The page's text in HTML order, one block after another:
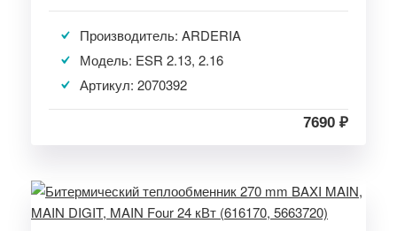
Производитель: ARDERIA
Модель: ESR 2.13, 2.16
Артикул: 2070392
7690 ₽